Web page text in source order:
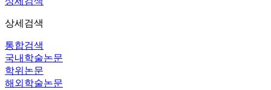
상세검색
통합검색
국내학술논문
학위논문
해외학술논문